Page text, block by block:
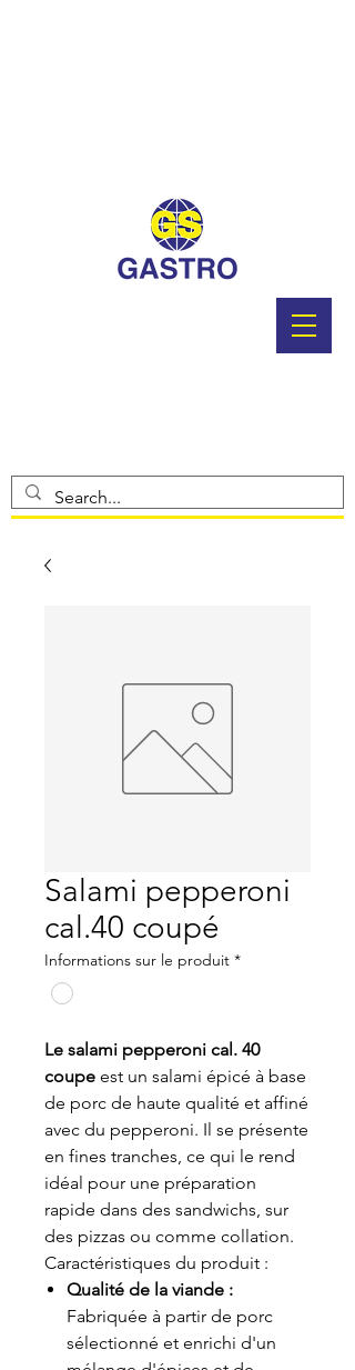
Salami pepperoni
cal.40 coupé
Informations sur le produit *
Le salami pepperoni cal. 40
coupe est un salami épicé à base
de porc de haute qualité et affiné
avec du pepperoni. Il se présente
en fines tranches, ce qui le rend
idéal pour une préparation
rapide dans des sandwichs, sur
des pizzas ou comme collation.
Caractéristiques du produit :
Qualité de la viande :
Fabriquée à partir de porc
sélectionné et enrichi d'un